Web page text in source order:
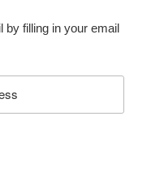
by filling in your email